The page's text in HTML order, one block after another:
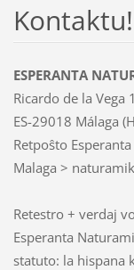
Kontaktu!
ESPERANTA
Ricardo de la Vega
ES-29018 Málaga
Retpoŝto
Malaga >
Retestro + verdaj
Esperanta
statuto: la hispana